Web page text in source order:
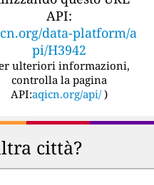
API:
data-platform/a
pi/H3942
ulteriori informazioni,
controlla la pagina
API:aqicn.org/api/ )
città?